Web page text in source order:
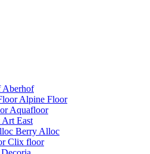
Aberhof
Alpine Floor
Aquafloor
Art East
Berry Alloc
Clix floor